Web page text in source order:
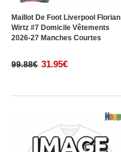
Maillot De Foot Liverpool Florian
Wirtz #7 Domicile Vêtements
2026-27 Manches Courtes
99.88€ 31.95€